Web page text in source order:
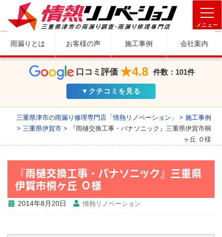
メニュー
雨漏りとは お客様の声 施工事例 会社案内
口コミ評価 ★4.8 件数：101件
▼クチコミを見る
三重県津市の雨漏り修理専門店「情熱リノベーション」 > 施工事例
> 三重県伊賀市>
『雨樋交換工事・パナソニック』三重県伊賀市桐
ヶ丘 Ｏ様
『雨樋交換工事・パナソニック』三重県
伊賀市桐ヶ丘 Ｏ様
2014年8月20日 情熱リノベーション